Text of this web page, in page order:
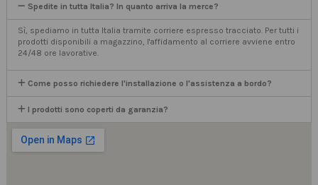
Spedite in tutta Italia? In quanto arriva la merce?
Sì, spediamo in tutta Italia tramite corriere espresso tracciato. Per tutti i
prodotti disponibili a magazzino, l'affidamento al corriere avviene entro
24/48 ore lavorative.
Come posso richiedere l'installazione o l'assistenza a bordo?
I prodotti sono coperti da garanzia?